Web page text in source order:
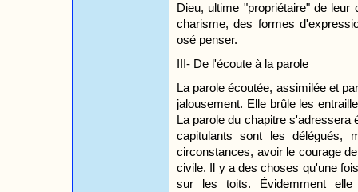
Dieu, ultime "propriétaire" de
charisme, des formes
osé penser.
III- De l'écoute à la parole
La parole écoutée, assimilée et
jalousement. Elle brûle les
La parole du chapitre s'adressera
capitulants sont les délégués,
circonstances, avoir le courage
civile. Il y a des choses qu'une
sur les toits. Évidemment